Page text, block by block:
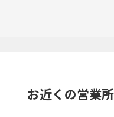
お近くの営業